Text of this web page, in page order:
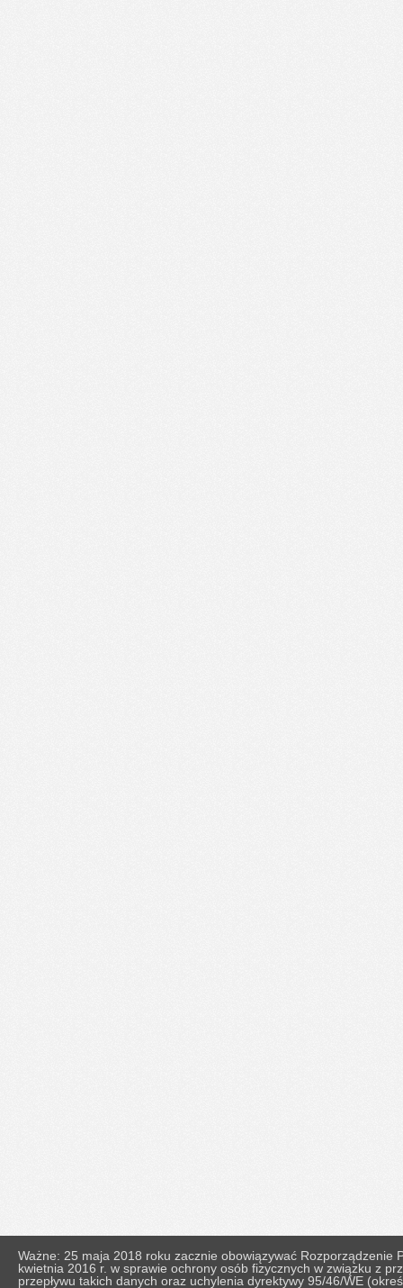
Ważne: 25 maja 2018 roku zacznie obowiązywać
kwietnia 2016 r. w sprawie ochrony osób fizycznych w związku z
przepływu takich danych oraz uchylenia dyrektywy 95/46/WE